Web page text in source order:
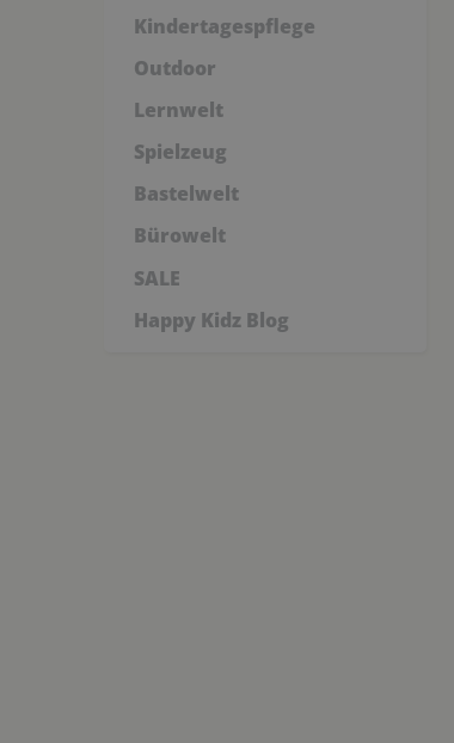
Kindertagespflege
Outdoor
Lernwelt
Spielzeug
Bastelwelt
Bürowelt
SALE
Happy Kidz Blog